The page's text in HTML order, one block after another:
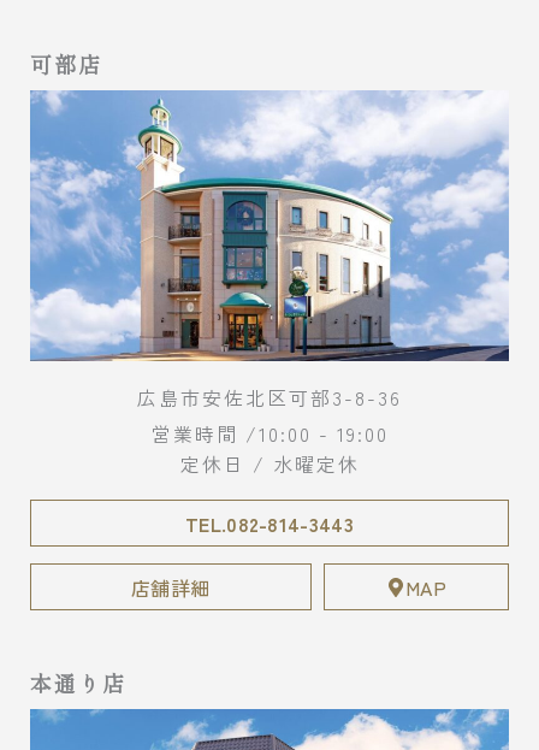
可部店
広島市安佐北区可部3-8-36
営業時間 /10:00 - 19:00
定休日 / 水曜定休
TEL.082-814-3443
店舗詳細 MAP
本通り店